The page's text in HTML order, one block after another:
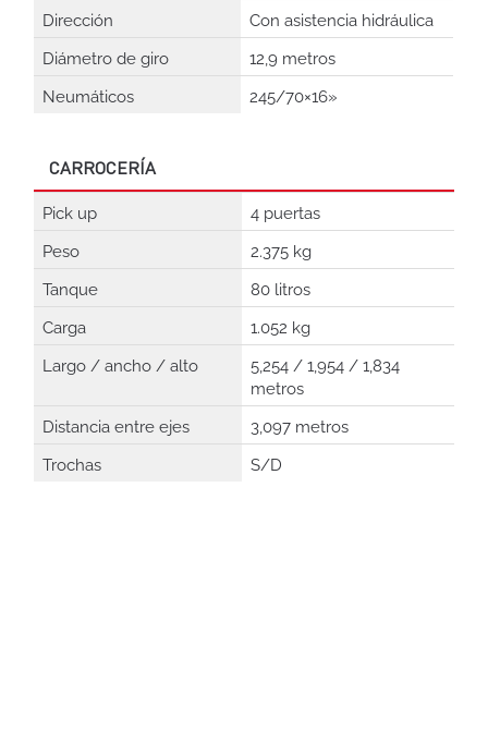
Dirección
Con asistencia hidráulica
Diámetro de giro
12,9 metros
Neumáticos
245/70×16»
CARROCERÍA
Pick up
4 puertas
Peso
2.375 kg
Tanque
80 litros
Carga
1.052 kg
Largo / ancho / alto
5,254 / 1,954 / 1,834
metros
Distancia entre ejes
3,097 metros
Trochas
S/D